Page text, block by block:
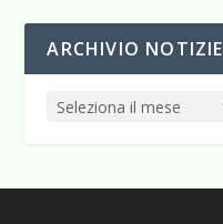
ARCHIVIO NOTIZIE